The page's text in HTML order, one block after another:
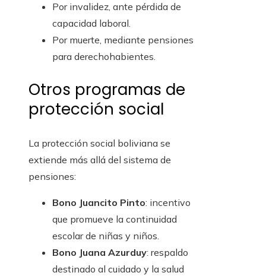
Por invalidez, ante pérdida de
capacidad laboral.
Por muerte, mediante pensiones
para derechohabientes.
Otros programas de
protección social
La protección social boliviana se
extiende más allá del sistema de
pensiones:
Bono Juancito Pinto: incentivo
que promueve la continuidad
escolar de niñas y niños.
Bono Juana Azurduy: respaldo
destinado al cuidado y la salud